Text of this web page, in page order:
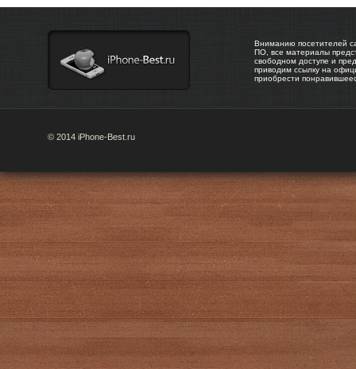
Вниманию посетителей
ПО, все материалы
свободном доступе и
приводим ссылку на
приобрести
© 2014 iPhone-Best.ru